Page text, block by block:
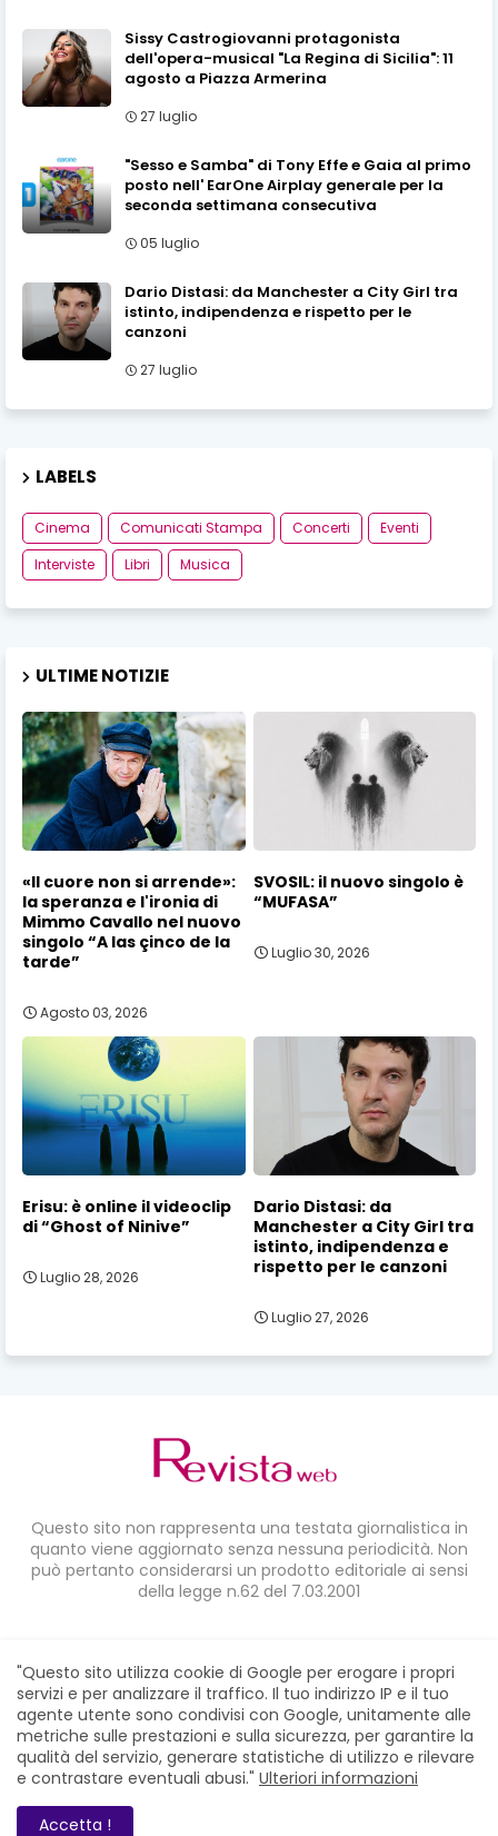
Sissy Castrogiovanni protagonista
dell'opera-musical "La Regina di Sicilia": 11
agosto a Piazza Armerina
27 luglio
"Sesso e Samba" di Tony Effe e Gaia al primo
posto nell' EarOne Airplay generale per la
seconda settimana consecutiva
05 luglio
Dario Distasi: da Manchester a City Girl tra
istinto, indipendenza e rispetto per le
canzoni
27 luglio
LABELS
Cinema Comunicati Stampa Concerti
Eventi
Interviste
Libri Musica
ULTIME NOTIZIE
«Il cuore non si arrende»:
la speranza e l'ironia di
Mimmo Cavallo nel nuovo
singolo “A las çinco de la
tarde”
Agosto 03, 2026
SVOSIL: il nuovo singolo è
“MUFASA”
Luglio 30, 2026
Erisu: è online il videoclip
di “Ghost of Ninive”
Luglio 28, 2026
Dario Distasi: da
Manchester a City Girl tra
istinto, indipendenza e
rispetto per le canzoni
Luglio 27, 2026
Questo sito non rappresenta una testata giornalistica in
quanto viene aggiornato senza nessuna periodicità. Non
può pertanto considerarsi un prodotto editoriale ai sensi
della legge n.62 del 7.03.2001
Home Chi siamo Contatti Privacy Policy
RevistaWeb © 2021. All Right Reserved
"Questo sito utilizza cookie di Google per erogare i propri
servizi e per analizzare il traffico. Il tuo indirizzo IP e il tuo
agente utente sono condivisi con Google, unitamente alle
metriche sulle prestazioni e sulla sicurezza, per garantire la
qualità del servizio, generare statistiche di utilizzo e rilevare
e contrastare eventuali abusi." Ulteriori informazioni
Accetta !